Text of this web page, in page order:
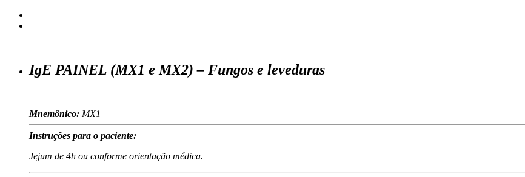
IgE PAINEL (MX1 e MX2) – Fungos e leveduras
Mnemônico: MX1
Instruções para o paciente:
Jejum de 4h ou conforme orientação médica.